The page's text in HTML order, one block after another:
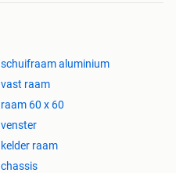
schuifraam aluminium
vast raam
raam 60 x 60
venster
kelder raam
chassis